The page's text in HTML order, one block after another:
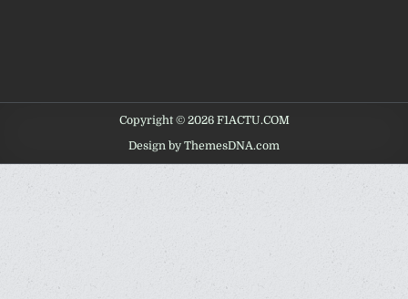
Copyright © 2026 F1ACTU.COM
Design by ThemesDNA.com